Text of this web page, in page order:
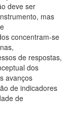
deve ser
mas
concentram-se
de respostas,
dos
avanços
de indicadores
de